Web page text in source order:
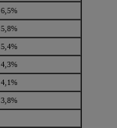
6,5%
5,8%
5,4%
4,3%
4,1%
3,8%